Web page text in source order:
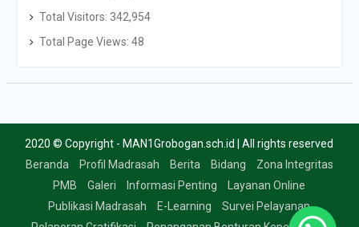
Total Visitors: 342,954
Total Page Views: 48
2020 © Copyright - MAN1Grobogan.sch.id | All rights reserved
Beranda
Profil Madrasah Berita Bidang
Zona Integritas
PMB
Galeri Informasi Penting
Layanan Online
Publikasi Madrasah
E-Learning
Survei Pelayanan